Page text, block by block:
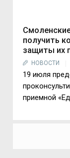
получить
защиты их
НОВОСТИ
19 июля
приемной